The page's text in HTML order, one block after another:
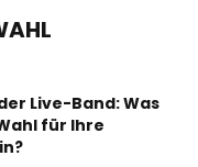
Live-Band: Was
für Ihre